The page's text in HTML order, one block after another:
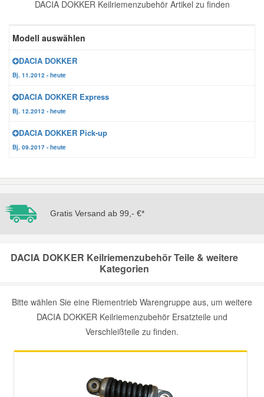
DACIA DOKKER Keilriemenzubehör Artikel zu finden
Modell auswählen
DACIA DOKKER
Bj. 11.2012 - heute
DACIA DOKKER Express
Bj. 12.2012 - heute
DACIA DOKKER Pick-up
Bj. 09.2017 - heute
Gratis Versand ab 99,- €*
DACIA DOKKER Keilriemenzubehör Teile & weitere
Kategorien
Bitte wählen Sie eine Riementrieb Warengruppe aus, um weitere
DACIA DOKKER Keilriemenzubehör Ersatzteile und
Verschleißteile zu finden.
Zündanlage und Glühanlage
Kia Ersatzteile
Lancia Ersatzteile
Mercedes Ersatzteile
Mitsubishi Ersatzteile